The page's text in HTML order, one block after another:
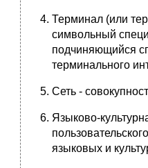
Терминал (или
символьный
подчиняющийся
терминального
Сеть -
Языково-
языковых и